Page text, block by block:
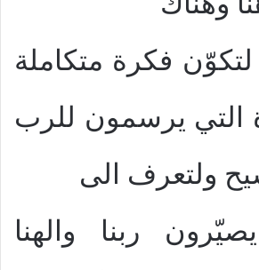
فكرة متكاملة
التي يرسمون للرب
ولتعرف الى
ربنا والهنا